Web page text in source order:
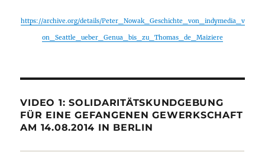
https://archive.org/details/Peter_Nowak_Geschichte_von_indymedia_v
on_Seattle_ueber_Genua_bis_zu_Thomas_de_Maiziere
VIDEO 1: SOLIDARITÄTSKUNDGEBUNG
FÜR EINE GEFANGENEN GEWERKSCHAFT
AM 14.08.2014 IN BERLIN